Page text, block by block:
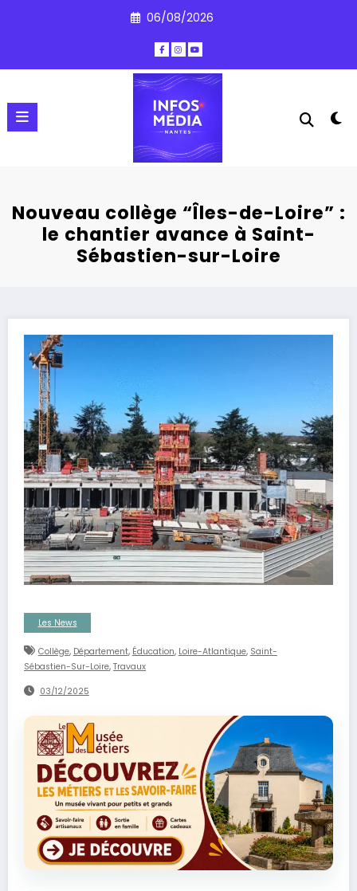
06/08/2026
Nouveau collège “Îles-de-Loire” :
le chantier avance à Saint-
Sébastien-sur-Loire
Les News
Collège, Département, Éducation, Loire-Atlantique, Saint-
Sébastien-Sur-Loire, Travaux
03/12/2025